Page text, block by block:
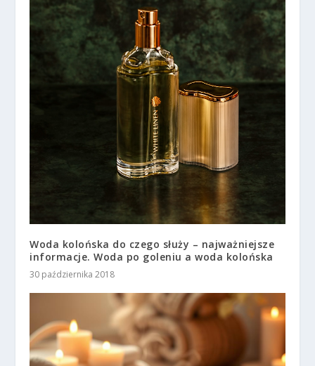
Woda kolońska do czego służy – najważniejsze
informacje. Woda po goleniu a woda kolońska
30 października 2018